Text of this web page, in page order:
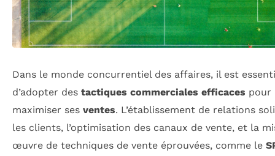
Dans le monde concurrentiel des affaires, il est
d’adopter des tactiques commerciales efficaces pour
maximiser ses ventes. L’établissement de relations
les clients, l’optimisation des canaux de vente, et la
œuvre de techniques de vente éprouvées, comme le